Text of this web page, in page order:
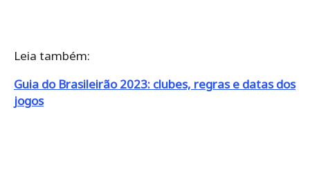
Leia também:
Guia do Brasileirão 2023: clubes, regras e datas dos
jogos